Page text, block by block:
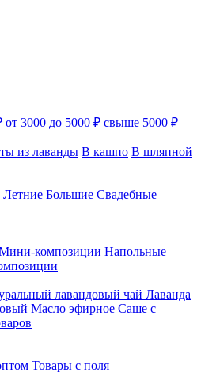
от 3000 до 5000 ₽ свыше 5000 ₽
из лаванды В кашпо В шляпной
Летние Большие Свадебные
композиции Напольные
лавандовый чай Лаванда
Масло эфирное Саше с
Товары с поля